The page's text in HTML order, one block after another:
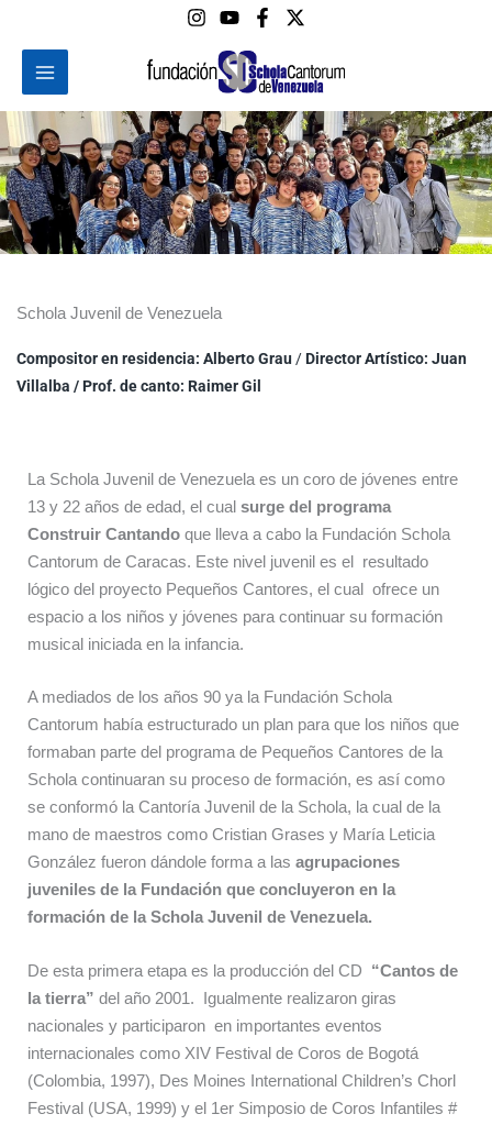
contenido
Schola Juvenil de Venezuela
Compositor en residencia: Alberto Grau /Director Artístico: Juan
Villalba /Prof. de canto: Raimer Gil
La Schola Juvenil de Venezuela es un coro de jóvenes entre
13 y 22 años de edad, el cual surge del programa
Construir Cantando que lleva a cabo la Fundación Schola
Cantorum de Caracas. Este nivel juvenil es el resultado
lógico del proyecto Pequeños Cantores, el cual ofrece un
espacio a los niños y jóvenes para continuar su formación
musical iniciada en la infancia.
A mediados de los años 90 ya la Fundación Schola
Cantorum había estructurado un plan para que los niños que
formaban parte del programa de Pequeños Cantores de la
Schola continuaran su proceso de formación, es así como
se conformó la Cantoría Juvenil de la Schola, la cual de la
mano de maestros como Cristian Grases y María Leticia
González fueron dándole forma a las agrupaciones
juveniles de la Fundación que concluyeron en la
formación de la Schola Juvenil de Venezuela.
De esta primera etapa es la producción del CD “Cantos de
la tierra” del año 2001. Igualmente realizaron giras
nacionales y participaron en importantes eventos
internacionales como XIV Festival de Coros de Bogotá
(Colombia, 1997), Des Moines International Children’s Chorl
Festival (USA, 1999) y el 1er Simposio de Coros Infantiles #